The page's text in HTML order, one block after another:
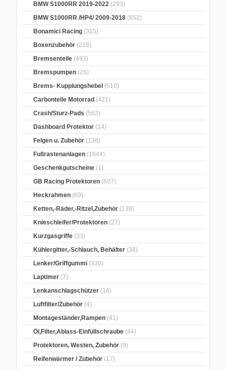
BMW S1000RR 2019-2022 (293)
BMW S1000RR /HP4/ 2009-2018 (652)
Bonamici Racing (315)
Boxenzubehör (218)
Bremsenteile (493)
Bremspumpen (26)
Brems- Kupplungshebel (510)
Carbonteile Motorrad (421)
Crash/Sturz-Pads (562)
Dashboard Protektor (14)
Felgen u. Zubehör (136)
Fußrastenanlagen (1644)
Geschenkgutscheine (1)
GB Racing Protektoren (607)
Heckrahmen (69)
Ketten,-Räder,-Ritzel,Zubehör (139)
Knieschleifer/Protektoren (27)
Kurzgasgriffe (33)
Kühlergitter,-Schlauch, Behälter (38)
Lenker/Griffgummi (330)
Laptimer (7)
Lenkanschlagschützer (18)
Luftfilter/Zubehör (4)
Montageständer,Rampen (41)
Öl,Filter,Ablass-Einfüllschraube (44)
Protektoren, Westen, Zubehör (9)
Reifenwärmer / Zubehör (17)